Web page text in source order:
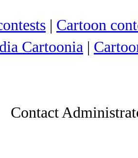
| Cartoon
Cartoonia |
Contact